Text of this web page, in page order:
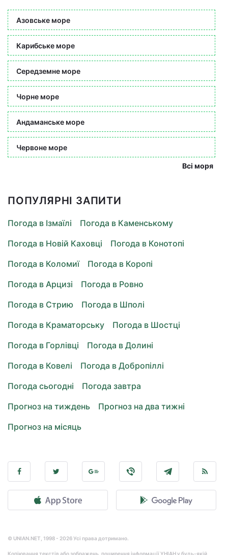
Азовське море
Карибське море
Середземне море
Чорне море
Андаманське море
Червоне море
Всі моря
ПОПУЛЯРНІ ЗАПИТИ
Погода в Ізмаїлі
Погода в Каменському
Погода в Новій Каховці
Погода в Конотопі
Погода в Коломиї
Погода в Коропі
Погода в Арцизі
Погода в Ровно
Погода в Стрию
Погода в Шполі
Погода в Краматорську
Погода в Шостці
Погода в Горлівці
Погода в Долині
Погода в Ковелі
Погода в Добропіллі
Погода сьогодні
Погода завтра
Прогноз на тиждень
Прогноз на два тижні
Прогноз на місяць
© UNIAN.NET, 1998 - 2026 Усі права дотримано.
Копіювання текстів або зображень, поширення інформації УНІАН у будь-якій